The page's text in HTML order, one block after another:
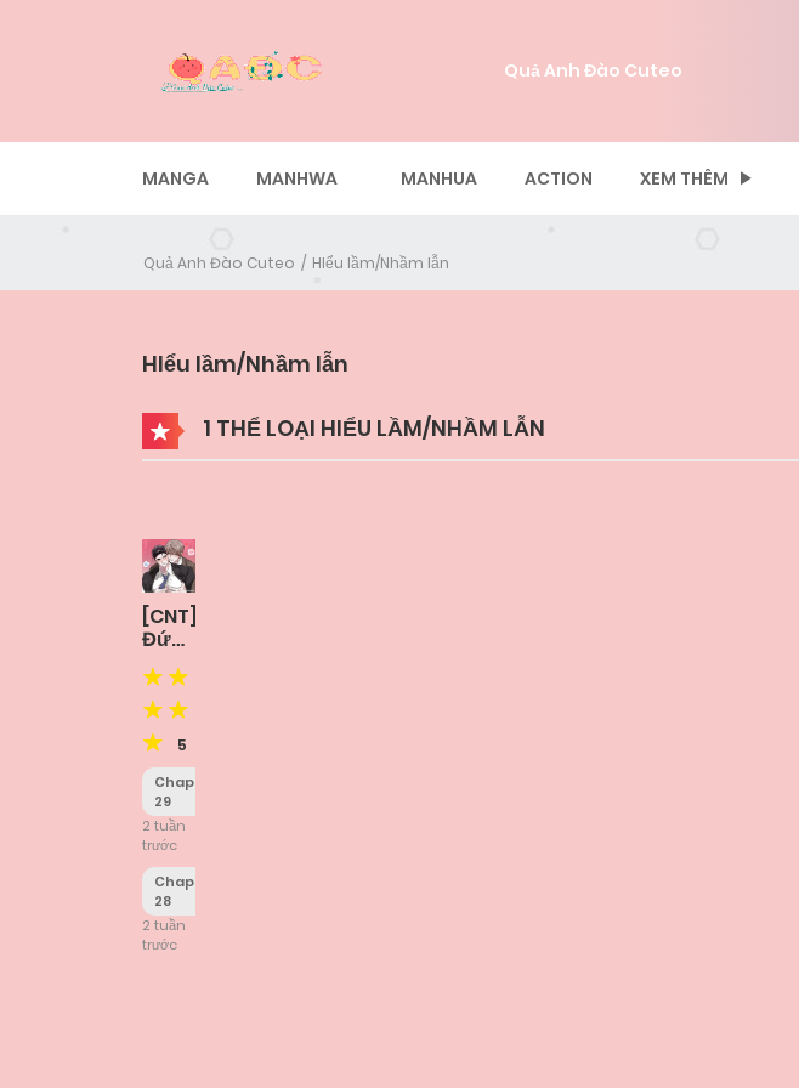
Quả Anh Đào Cuteo
MANGA MANHWA MANHUA ACTION XEM THÊM
Quả Anh Đào Cuteo HIểu lầm/Nhầm lẫn
HIểu lầm/Nhầm lẫn
1 THỂ LOẠI HIỂU LẦM/NHẦM LẪN
[CNT]
Đứa
Bé
Ngoài
Ý
Muốn5
Chapter
29
2 tuần
trước
Chapter
28
2 tuần
trước